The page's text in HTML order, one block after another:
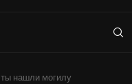
нашли могилу